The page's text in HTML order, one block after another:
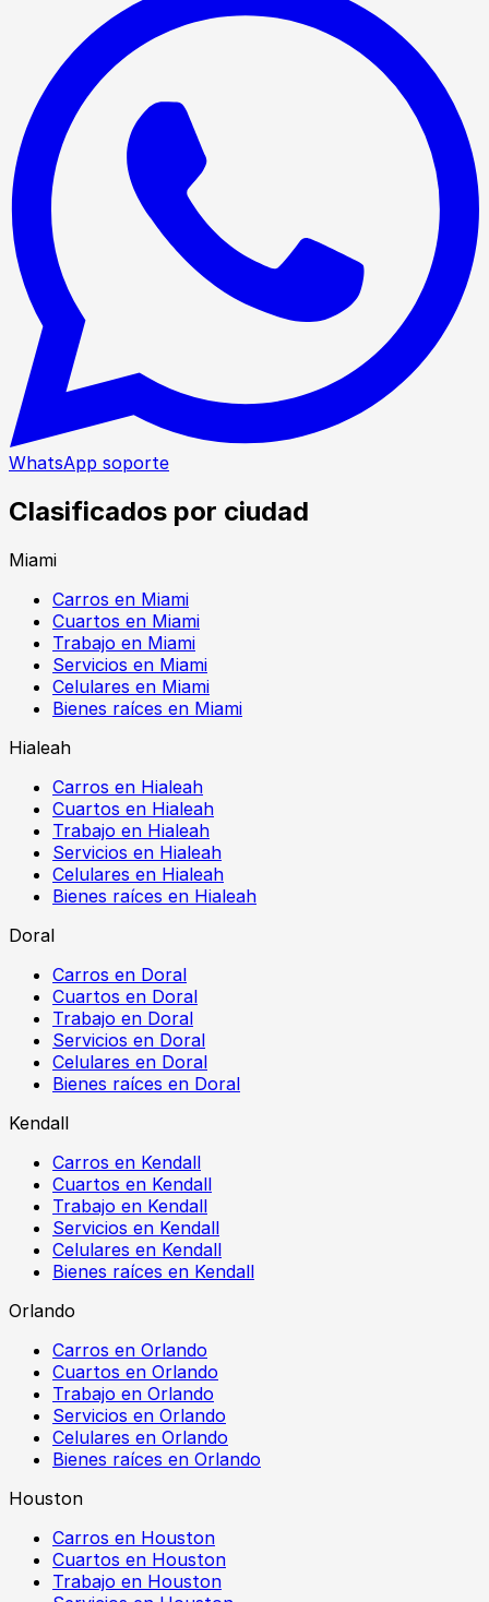
WhatsApp soporte
Clasificados por ciudad
Miami
Carros en Miami
Cuartos en Miami
Trabajo en Miami
Servicios en Miami
Celulares en Miami
Bienes raíces en Miami
Hialeah
Carros en Hialeah
Cuartos en Hialeah
Trabajo en Hialeah
Servicios en Hialeah
Celulares en Hialeah
Bienes raíces en Hialeah
Doral
Carros en Doral
Cuartos en Doral
Trabajo en Doral
Servicios en Doral
Celulares en Doral
Bienes raíces en Doral
Kendall
Carros en Kendall
Cuartos en Kendall
Trabajo en Kendall
Servicios en Kendall
Celulares en Kendall
Bienes raíces en Kendall
Orlando
Carros en Orlando
Cuartos en Orlando
Trabajo en Orlando
Servicios en Orlando
Celulares en Orlando
Bienes raíces en Orlando
Houston
Carros en Houston
Cuartos en Houston
Trabajo en Houston